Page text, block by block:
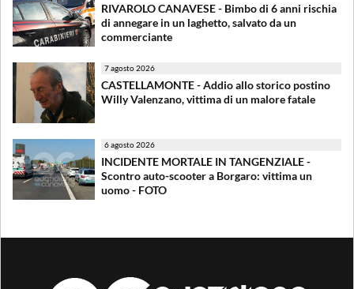
RIVAROLO CANAVESE - Bimbo di 6 anni rischia
di annegare in un laghetto, salvato da un
commerciante
7 agosto 2026
CASTELLAMONTE - Addio allo storico postino
Willy Valenzano, vittima di un malore fatale
6 agosto 2026
INCIDENTE MORTALE IN TANGENZIALE -
Scontro auto-scooter a Borgaro: vittima un
uomo - FOTO